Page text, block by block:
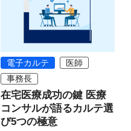
電子カルテ
医師
事務長
在宅医療成功の鍵 医療
コンサルが語るカルテ選
び5つの極意